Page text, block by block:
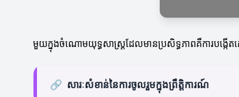
មួយក្នុងចំណោមយុទ្ធសាស្ត្រដែលមានប្រសិទ្ធភាពគឺការបង្ក
🔗 សារៈសំខាន់នៃការចូលរួមក្នុងព្រឹត្តិការណ៍